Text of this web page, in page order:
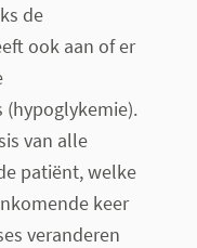
de
ook aan of er
(hypoglykemie).
van alle
patiënt, welke
keer
veranderen